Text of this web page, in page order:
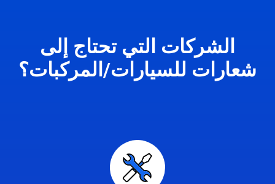
الشركات التي تحتاج إلى
شعارات للسيارات/المركبات؟